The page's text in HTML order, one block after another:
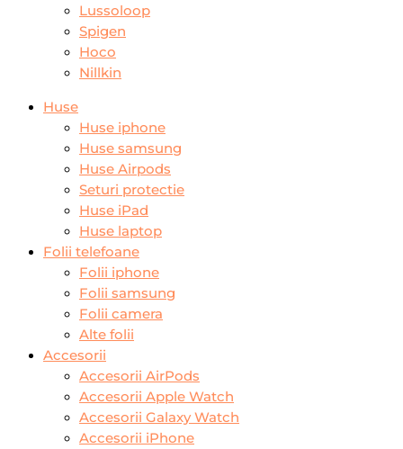
Lussoloop
Spigen
Hoco
Nillkin
Huse
Huse iphone
Huse samsung
Huse Airpods
Seturi protectie
Huse iPad
Huse laptop
Folii telefoane
Folii iphone
Folii samsung
Folii camera
Alte folii
Accesorii
Accesorii AirPods
Accesorii Apple Watch
Accesorii Galaxy Watch
Accesorii iPhone